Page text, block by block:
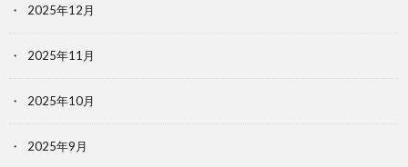
2025年12月
2025年11月
2025年10月
2025年9月